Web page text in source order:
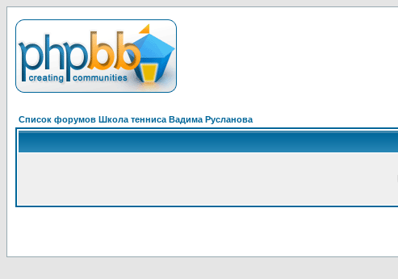
Список форумов Школа тенниса Вадима Русланова